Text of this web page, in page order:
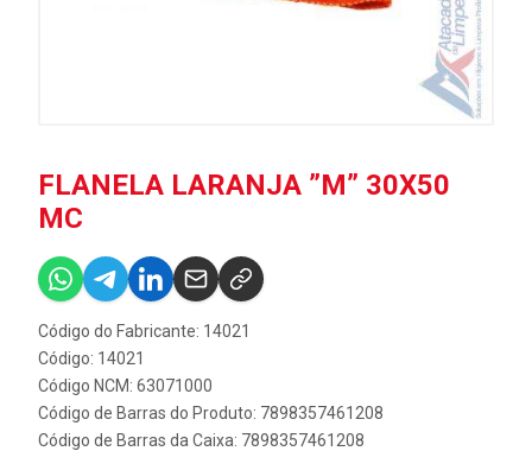
FLANELA LARANJA ”M” 30X50
MC
Código do Fabricante: 14021
Código: 14021
Código NCM: 63071000
Código de Barras do Produto: 7898357461208
Código de Barras da Caixa: 7898357461208